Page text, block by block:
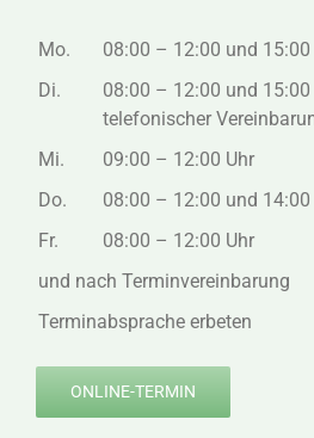
Mo.
08:00 – 12:00 und
Di.
08:00 – 12:00 und
telefonischer
Mi.
09:00 – 12:00 Uhr
Do.
08:00 – 12:00 und
Fr.
08:00 – 12:00 Uhr
und nach Terminvereinbarung
Terminabsprache erbeten
ONLINE-TERMIN